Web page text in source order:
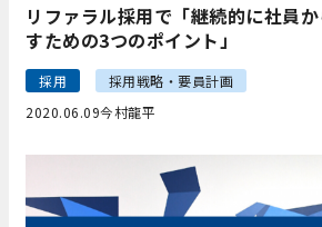
リファラル採用で「継続的に社員
すための3つのポイント」
採用
採用戦略・要員計画
2020.06.09今村龍平